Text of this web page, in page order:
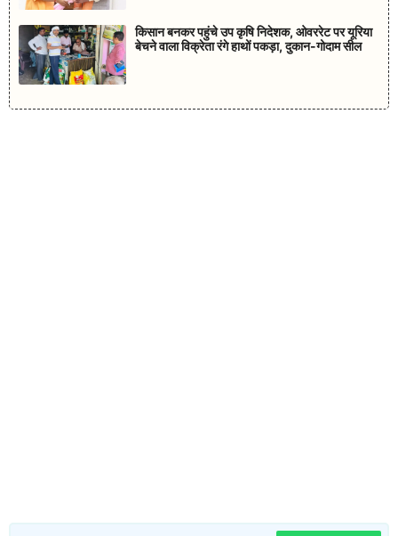
किसान बनकर पहुंचे उप कृषि निदेशक, ओवररेट पर यूरिया
बेचने वाला विक्रेता रंगे हाथों पकड़ा, दुकान-गोदाम सील